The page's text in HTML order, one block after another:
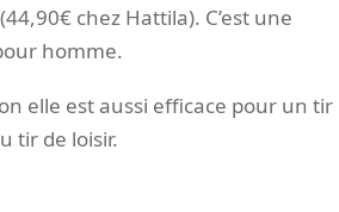
chez Hattila). C’est une
homme.
elle est aussi efficace pour un tir
tir de loisir.